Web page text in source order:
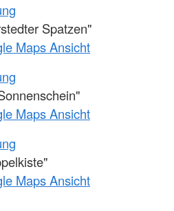
Spatzen"
Maps Ansicht
Maps Ansicht
Maps Ansicht